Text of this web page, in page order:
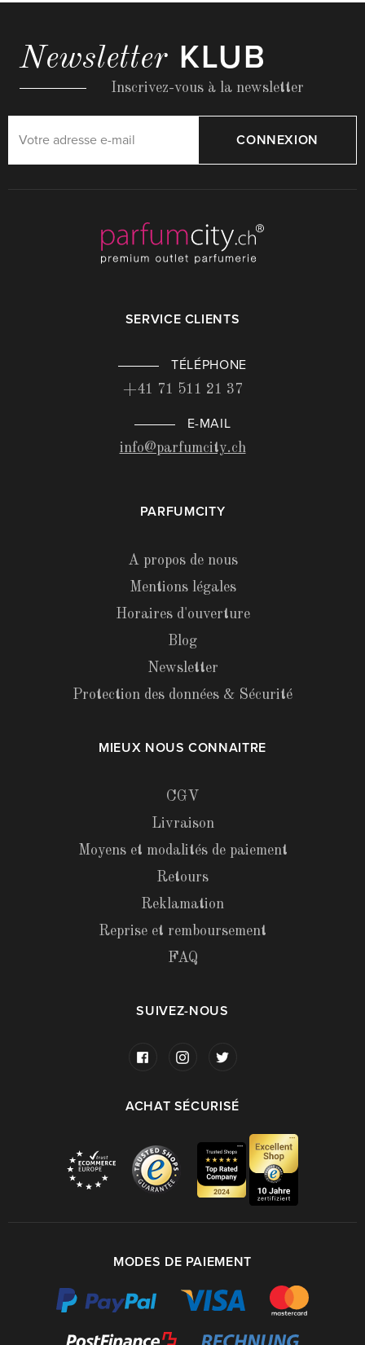
Newsletter KLUB
Inscrivez-vous à la newsletter
CONNEXION
SERVICE CLIENTS
TÉLÉPHONE
+41 71 511 21 37
E-MAIL
info@parfumcity.ch
PARFUMCITY
A propos de nous
Mentions légales
Horaires d'ouverture
Blog
Newsletter
Protection des données & Sécurité
MIEUX NOUS CONNAITRE
CGV
Livraison
Moyens et modalités de paiement
Retours
Reklamation
Reprise et remboursement
FAQ
SUIVEZ-NOUS
ACHAT SÉCURISÉ
MODES DE PAIEMENT